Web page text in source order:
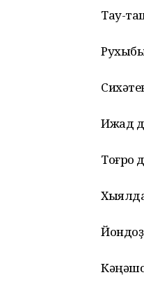
Тау-
Ижад
Тоғро
Йондоҙ